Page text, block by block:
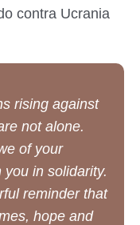
contra Ucrania
rising against
not alone.
of your
in solidarity.
reminder that
hope and